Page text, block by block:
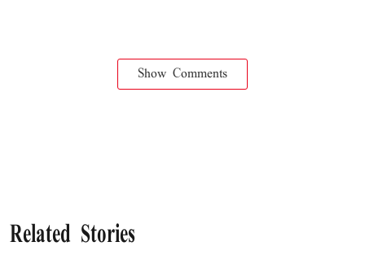
Show Comments
Related Stories